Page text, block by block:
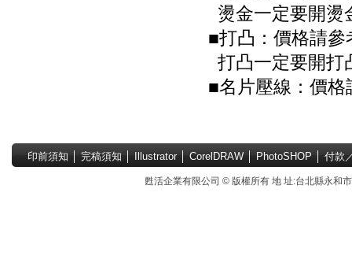
燙金一定要開燙
■打凸： 價格請參
打凸一定要開打
■名片壓線： 價格
印前須知 完稿須知 Illustrator│ CorelDRAW│ PhotoSHOP 付款
甦活企業有限公司 © 版權所有 地 址:台北縣永